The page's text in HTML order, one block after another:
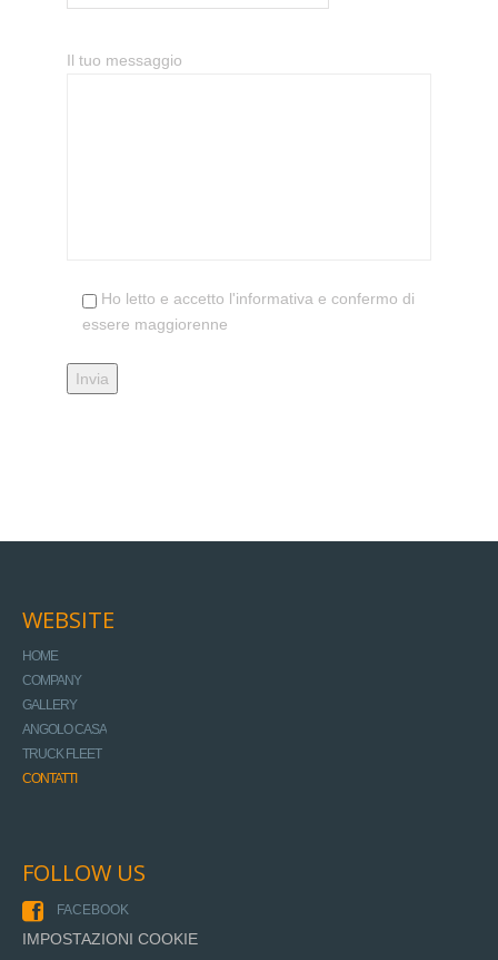
Il tuo messaggio
Ho letto e accetto l'informativa e confermo di
essere maggiorenne
WEBSITE
HOME
COMPANY
GALLERY
ANGOLO CASA
TRUCK FLEET
CONTATTI
FOLLOW US
FACEBOOK
IMPOSTAZIONI COOKIE